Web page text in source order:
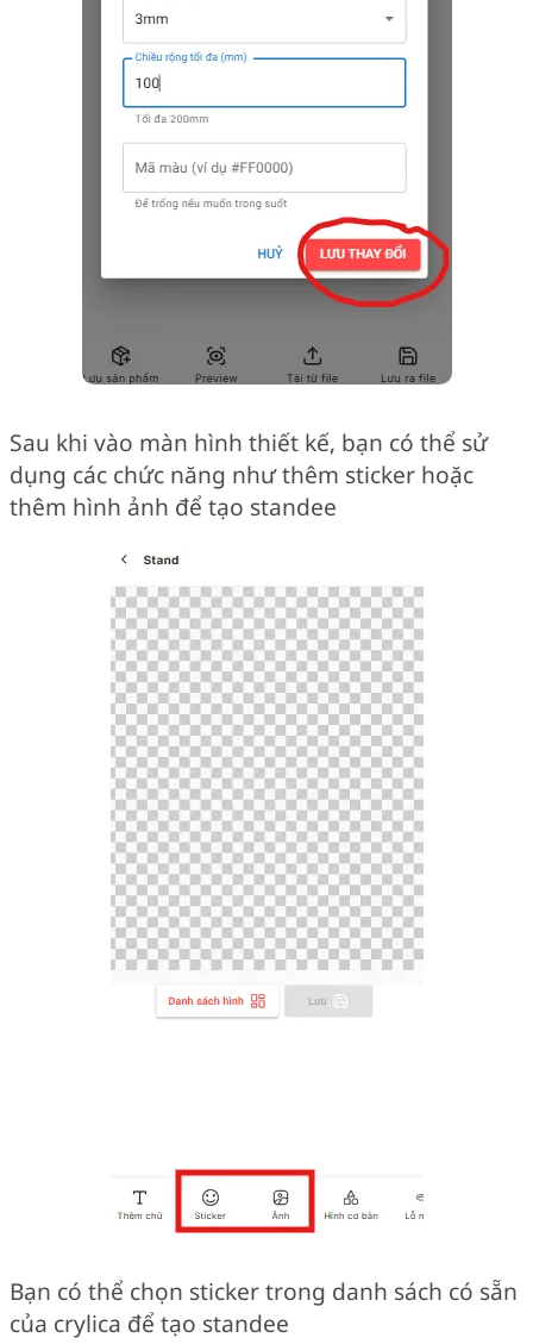
Sau khi vào màn hình thiết kế, bạn có thể sử
dụng các chức năng như thêm sticker hoặc
thêm hình ảnh để tạo standee
Bạn có thể chọn sticker trong danh sách có sẵn
của crylica để tạo standee